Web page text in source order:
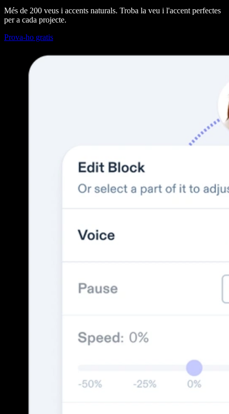
Més de 200 veus i accents naturals. Troba la veu i l'accent perfectes
per a cada projecte.
Prova-ho gratis